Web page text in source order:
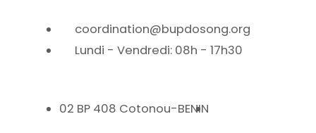
coordination@bupdosong.org
Lundi - Vendredi: 08h - 17h30
02 BP 408 Cotonou-BENIN